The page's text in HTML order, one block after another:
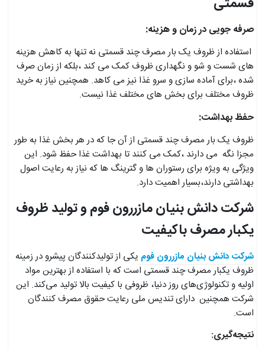
صرفه جویی در زمان و هزینه:
استفاده از ظروف یک بار مصرف چند قسمتی نه تنها به کاهش هزینه
های شست و شو و نگهداری ظروف کمک می کند ،بلکه از زمان صرف
شده ،برای آماده سازی و سرو غذا نیز می کاهد. همچنین نیاز به خرید
ظروف مختلف برای بخش های مختلف غذا نیست.
حفظ بهداشت:
ظروف یک بار مصرف چند قسمتی از آن جا که در هر بخش غذا به طور
مجزا نگه می دارند ،کمک می کنند تا بهداشت غذا حفظ شود. این
ویژگی به ویژه برای رستوران ها و گترینگ ها که نیاز به رعایت اصول
بهداشتی دارند،بسیار اهمیت دارد.
شرکت دانش بنیان مازررون فوم و تولید ظروف
یکبار مصرف باکیفیت
شرکت دانش بنیان مازررون فوم یکی از تولیدکنندگان پیشرو در زمینه
ظروف یکبار مصرف چند قسمتی است که با استفاده از بهترین مواد
اولیه و تکنولوژی‌های روز دنیا، ظروفی با کیفیت بالا تولید می‌کند. این
شرکت همچنین دارای تندیس ملی رعایت حقوق مصرف کنندگان
است.
نتیجه‌گیری: